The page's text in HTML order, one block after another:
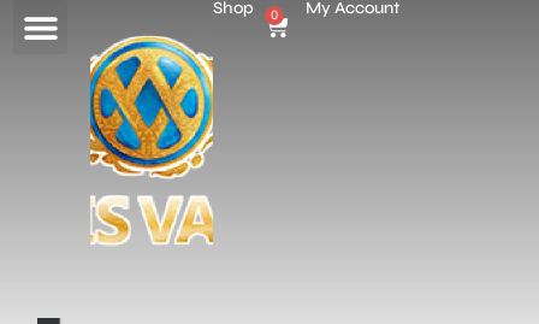
Shop 0 My Account